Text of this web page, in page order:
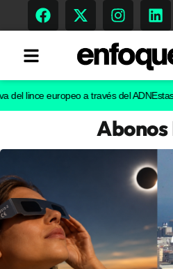
Gastronomía
Escenarios
europeo a través del ADNEstas son
Abonos